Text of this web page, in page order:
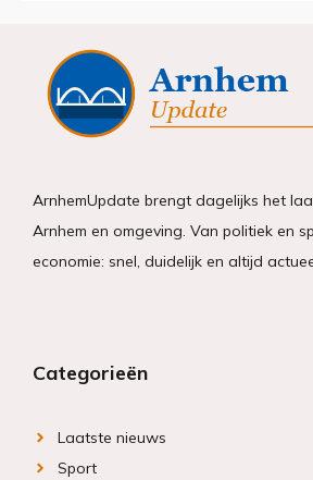
ArnhemUpdate brengt dagelijks het
Arnhem en omgeving. Van politiek en
economie: snel, duidelijk en altijd
Categorieën
Laatste nieuws
Sport